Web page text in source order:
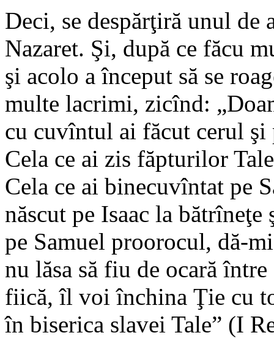
Deci, se despărţiră unul de
Nazaret. Şi, după ce făcu
şi acolo a început să se
multe lacrimi, zicînd:
cu cuvîntul ai făcut cerul şi
Cela ce ai zis făpturilor
Cela ce ai binecuvîntat pe
născut pe Isaac la
pe Samuel proorocul, dă-
nu lăsa să fiu de ocară
fiică, îl voi închina Ţie cu
în biserica slavei Tale” (I